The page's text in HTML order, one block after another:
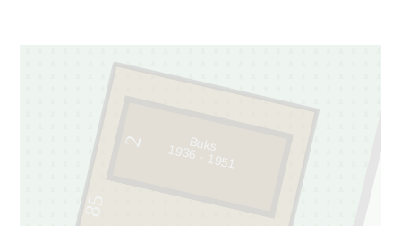
85
2 Buks
1936 - 1951